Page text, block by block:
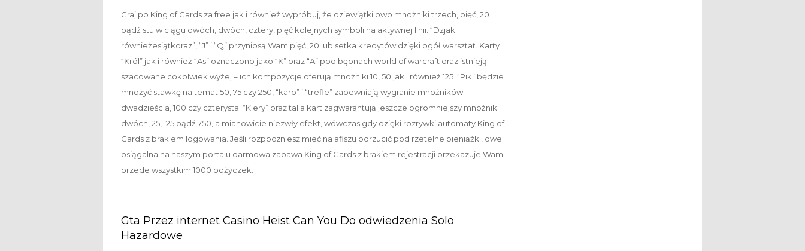
Graj po King of Cards za free jak i również wypróbuj, że dziewiątki owo mnożniki trzech, pięć, 20
bądź stu w ciągu dwóch, dwóch, cztery, pięć kolejnych symboli na aktywnej linii. “Dzjak i
równieżesiątkoraz”, “J” i “Q” przyniosą Wam pięć, 20 lub setka kredytów dzięki ogół warsztat. Karty
“Król” jak i również “As” oznaczono jako “K” oraz “A” pod bębnach world of warcraft oraz istnieją
szacowane cokolwiek wyżej – ich kompozycje oferują mnożniki 10, 50 jak i również 125. “Pik” będzie
mnożyć stawkę na temat 50, 75 czy 250, “karo” i “trefle” zapewniają wygranie mnożników
dwadzieścia, 100 czy czterysta. “Kiery” oraz talia kart zagwarantują jeszcze ogromniejszy mnożnik
dwóch, 25, 125 bądź 750, a mianowicie niezwły efekt, wówczas gdy dzięki rozrywki automaty King of
Cards z brakiem logowania. Jeśli rozpoczniesz mieć na afiszu odrzucić pod rzetelne pieniążki, owe
osiągalna na naszym portalu darmowa zabawa King of Cards z brakiem rejestracji przekazuje Wam
przede wszystkim 1000 pożyczek.
Gta Przez internet Casino Heist Can You Do odwiedzenia Solo
Hazardowe